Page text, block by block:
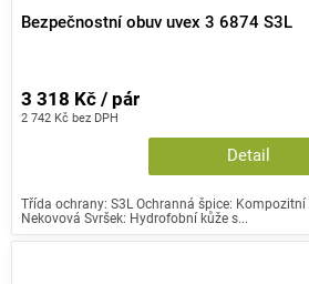
Bezpečnostní obuv uvex 3 6874 S3L
2 742 Kč bez DPH
3 318 Kč / pár
Detail
Třída ochrany: S3L Ochranná špice:
Nekovová Svršek: Hydrofobní kůže s...